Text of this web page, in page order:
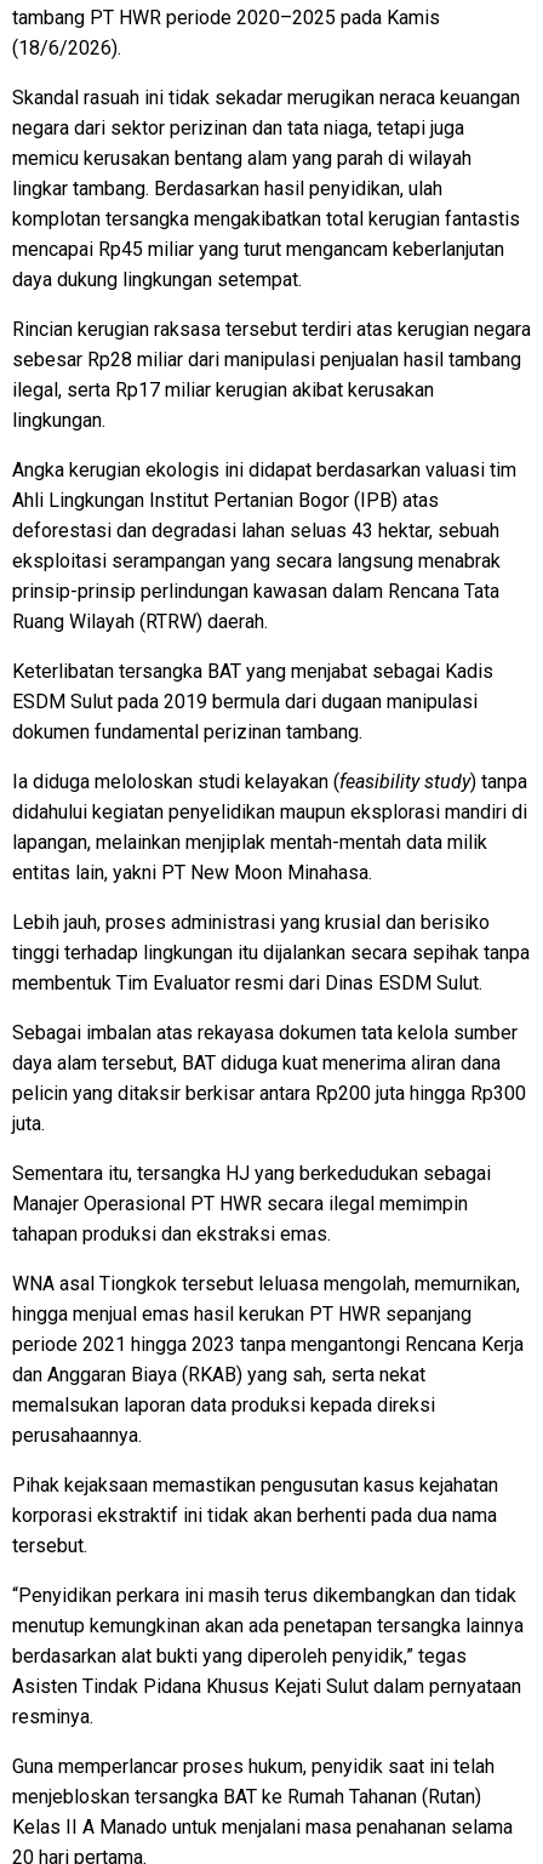
tambang PT HWR periode 2020–2025 pada Kamis
(18/6/2026).
Skandal rasuah ini tidak sekadar merugikan neraca keuangan
negara dari sektor perizinan dan tata niaga, tetapi juga
memicu kerusakan bentang alam yang parah di wilayah
lingkar tambang. Berdasarkan hasil penyidikan, ulah
komplotan tersangka mengakibatkan total kerugian fantastis
mencapai Rp45 miliar yang turut mengancam keberlanjutan
daya dukung lingkungan setempat.
Rincian kerugian raksasa tersebut terdiri atas kerugian negara
sebesar Rp28 miliar dari manipulasi penjualan hasil tambang
ilegal, serta Rp17 miliar kerugian akibat kerusakan
lingkungan.
Angka kerugian ekologis ini didapat berdasarkan valuasi tim
Ahli Lingkungan Institut Pertanian Bogor (IPB) atas
deforestasi dan degradasi lahan seluas 43 hektar, sebuah
eksploitasi serampangan yang secara langsung menabrak
prinsip-prinsip perlindungan kawasan dalam Rencana Tata
Ruang Wilayah (RTRW) daerah.
Keterlibatan tersangka BAT yang menjabat sebagai Kadis
ESDM Sulut pada 2019 bermula dari dugaan manipulasi
dokumen fundamental perizinan tambang.
Ia diduga meloloskan studi kelayakan (feasibility study) tanpa
didahului kegiatan penyelidikan maupun eksplorasi mandiri di
lapangan, melainkan menjiplak mentah-mentah data milik
entitas lain, yakni PT New Moon Minahasa.
Lebih jauh, proses administrasi yang krusial dan berisiko
tinggi terhadap lingkungan itu dijalankan secara sepihak tanpa
membentuk Tim Evaluator resmi dari Dinas ESDM Sulut.
Sebagai imbalan atas rekayasa dokumen tata kelola sumber
daya alam tersebut, BAT diduga kuat menerima aliran dana
pelicin yang ditaksir berkisar antara Rp200 juta hingga Rp300
juta.
Sementara itu, tersangka HJ yang berkedudukan sebagai
Manajer Operasional PT HWR secara ilegal memimpin
tahapan produksi dan ekstraksi emas.
WNA asal Tiongkok tersebut leluasa mengolah, memurnikan,
hingga menjual emas hasil kerukan PT HWR sepanjang
periode 2021 hingga 2023 tanpa mengantongi Rencana Kerja
dan Anggaran Biaya (RKAB) yang sah, serta nekat
memalsukan laporan data produksi kepada direksi
perusahaannya.
Pihak kejaksaan memastikan pengusutan kasus kejahatan
korporasi ekstraktif ini tidak akan berhenti pada dua nama
tersebut.
“Penyidikan perkara ini masih terus dikembangkan dan tidak
menutup kemungkinan akan ada penetapan tersangka lainnya
berdasarkan alat bukti yang diperoleh penyidik,” tegas
Asisten Tindak Pidana Khusus Kejati Sulut dalam pernyataan
resminya.
Guna memperlancar proses hukum, penyidik saat ini telah
menjebloskan tersangka BAT ke Rumah Tahanan (Rutan)
Kelas II A Manado untuk menjalani masa penahanan selama
20 hari pertama.